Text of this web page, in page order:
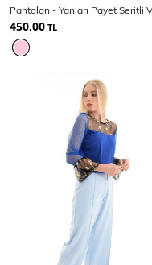
450,00 TL